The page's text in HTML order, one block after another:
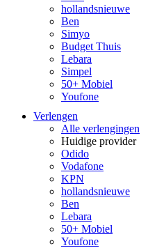
hollandsnieuwe
Ben
Simyo
Budget Thuis
Lebara
Simpel
50+ Mobiel
Youfone
Verlengen
Alle verlengingen
Huidige provider
Odido
Vodafone
KPN
hollandsnieuwe
Ben
Lebara
50+ Mobiel
Youfone